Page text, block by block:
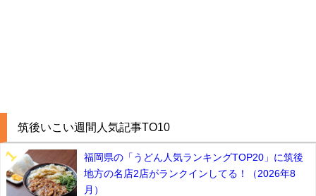
筑後いこい週間人気記事TO10
福岡県の「うどん人気ランキングTOP20」に筑後
地方の名店2店がランクインしてる！（2026年8
月）